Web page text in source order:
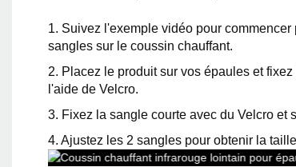
1. Suivez l'exemple vidéo pour
sangles sur le coussin chauffant.
2. Placez le produit sur vos épaules et
l'aide de Velcro.
3. Fixez la sangle courte avec du Velcro et
4. Ajustez les 2 sangles pour obtenir la